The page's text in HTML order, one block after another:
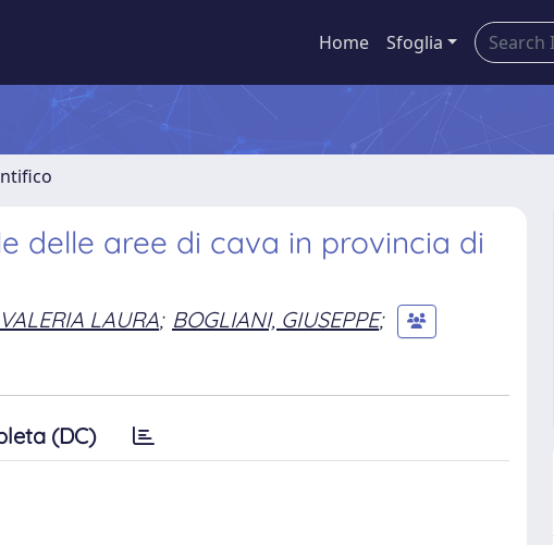
Home Sfoglia
delle aree di cava in provincia di
LAURA; BOGLIANI, GIUSEPPE;
(DC)